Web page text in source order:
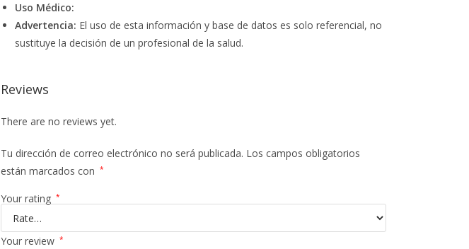
Uso Médico:
Advertencia: El uso de esta información y base de datos es solo referencial, no
sustituye la decisión de un profesional de la salud.
Reviews
There are no reviews yet.
Tu dirección de correo electrónico no será publicada. Los campos obligatorios
están marcados con *
Your rating *
Your review *